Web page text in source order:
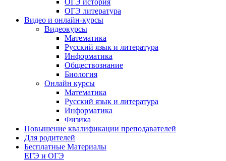
ОГЭ история
ОГЭ литература
Видео и онлайн-курсы
Видеокурсы
Математика
Русский язык и литература
Информатика
Обществознание
Биология
Онлайн курсы
Математика
Русский язык и литература
Информатика
Физика
Повышение квалификации преподавателей
Для родителей
Бесплатные Материалы
ЕГЭ и ОГЭ